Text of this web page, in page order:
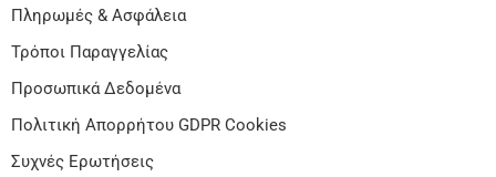
Πληρωμές & Ασφάλεια
Τρόποι Παραγγελίας
Προσωπικά Δεδομένα
Πολιτική Απορρήτου GDPR Cookies
Συχνές Ερωτήσεις